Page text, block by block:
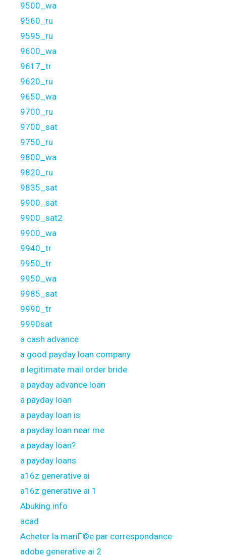
9500_wa
9560_ru
9595_ru
9600_wa
9617_tr
9620_ru
9650_wa
9700_ru
9700_sat
9750_ru
9800_wa
9820_ru
9835_sat
9900_sat
9900_sat2
9900_wa
9940_tr
9950_tr
9950_wa
9985_sat
9990_tr
9990sat
a cash advance
a good payday loan company
a legitimate mail order bride
a payday advance loan
a payday loan
a payday loan is
a payday loan near me
a payday loan?
a payday loans
a16z generative ai
a16z generative ai 1
Abuking.info
acad
Acheter la mariГ©e par correspondance
adobe generative ai 2